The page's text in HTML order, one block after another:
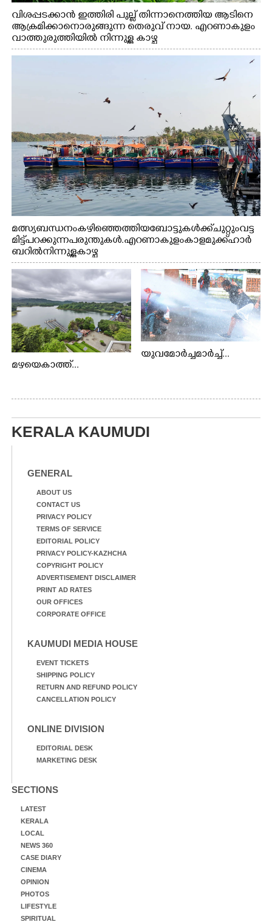
വിശപ്പടക്കാൻ ഇത്തിരി പുല്ല് തിന്നാനെത്തിയ ആടിനെ
ആക്രമിക്കാനൊരുങ്ങുന്ന തെരുവ് നായ. എറണാകുളം
വാത്തുരുത്തിയിൽ നിന്നുള്ള കാഴ്ച
മത്സ്യബന്ധനം കഴിഞ്ഞെത്തിയ ബോട്ടുകൾക്ക് ചുറ്റും വട്ട
മിട്ട് പറക്കുന്ന പരുന്തുകൾ. എറണാകുളം കാളമുക്ക് ഹാർ
ബറിൽ നിന്നുള്ള കാഴ്ച
മഴയെകാത്ത്...
യുവമോർച്ചമാർച്ച്...
KERALA KAUMUDI
GENERAL
ABOUT US
CONTACT US
PRIVACY POLICY
TERMS OF SERVICE
EDITORIAL POLICY
PRIVACY POLICY-KAZHCHA
COPYRIGHT POLICY
ADVERTISEMENT DISCLAIMER
PRINT AD RATES
OUR OFFICES
CORPORATE OFFICE
KAUMUDI MEDIA HOUSE
EVENT TICKETS
SHIPPING POLICY
RETURN AND REFUND POLICY
CANCELLATION POLICY
ONLINE DIVISION
EDITORIAL DESK
MARKETING DESK
SECTIONS
LATEST
KERALA
LOCAL
NEWS 360
CASE DIARY
CINEMA
OPINION
PHOTOS
LIFESTYLE
SPIRITUAL